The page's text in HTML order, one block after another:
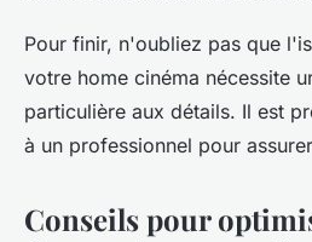
Pour finir, n'oubliez pas que
votre home cinéma nécessite
particulière aux détails. Il est
à un professionnel pour
Conseils pour